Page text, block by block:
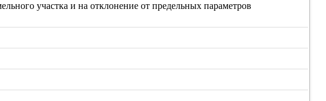
участка и на отклонение от предельных параметров